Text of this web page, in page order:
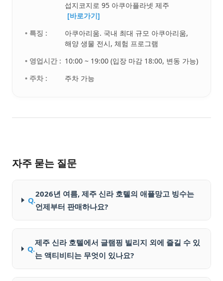
섭지코지로 95 아쿠아플라넷 제주
[바로가기]
• 특징 :
아쿠아리움. 국내 최대 규모 아쿠아리움,
해양 생물 전시, 체험 프로그램
• 영업시간 : 10:00 ~ 19:00 (입장 마감 18:00, 변동 가능)
• 주차 :
주차 가능
자주 묻는 질문
Q.
2026년 여름, 제주 신라 호텔의 애플망고 빙수는
언제부터 판매하나요?
Q.
제주 신라 호텔에서 글램핑 빌리지 외에 즐길 수 있
는 액티비티는 무엇이 있나요?